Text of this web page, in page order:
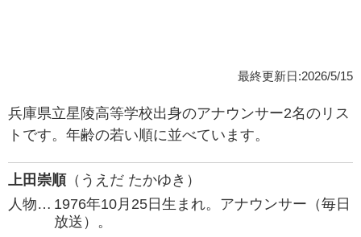
最終更新日:2026/5/15
兵庫県立星陵高等学校出身のアナウンサー2名のリス
トです。年齢の若い順に並べています。
上田崇順 （うえだ たかゆき）
人物… 1976年10月25日生まれ。アナウンサー（毎日
放送）。